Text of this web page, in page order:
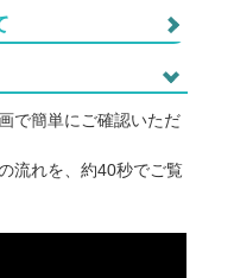
理剤の跡について
では、プリントの定着
専用の前処理剤を使用
したように見えたり、
ます。
ただくことで軽減され
で簡単にご確認いただ
流れを、約40秒でご覧